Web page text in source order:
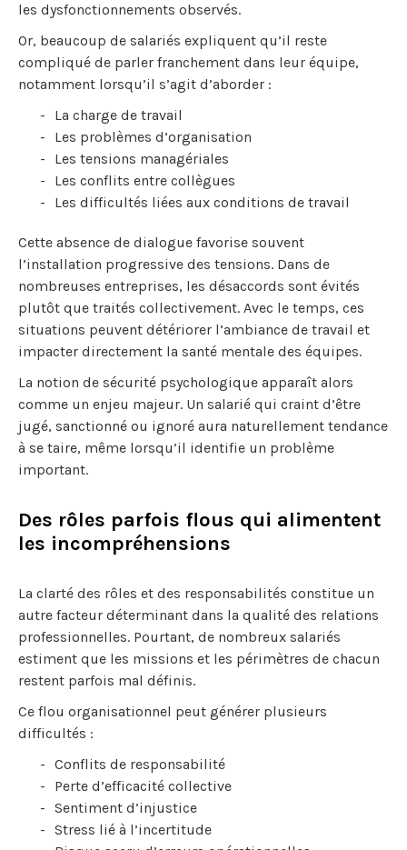
les dysfonctionnements observés.
Or, beaucoup de salariés expliquent qu’il reste
compliqué de parler franchement dans leur équipe,
notamment lorsqu’il s’agit d’aborder :
La charge de travail
Les problèmes d’organisation
Les tensions managériales
Les conflits entre collègues
Les difficultés liées aux conditions de travail
Cette absence de dialogue favorise souvent
l’installation progressive des tensions. Dans de
nombreuses entreprises, les désaccords sont évités
plutôt que traités collectivement. Avec le temps, ces
situations peuvent détériorer l’ambiance de travail et
impacter directement la santé mentale des équipes.
La notion de sécurité psychologique apparaît alors
comme un enjeu majeur. Un salarié qui craint d’être
jugé, sanctionné ou ignoré aura naturellement tendance
à se taire, même lorsqu’il identifie un problème
important.
Des rôles parfois flous qui alimentent
les incompréhensions
La clarté des rôles et des responsabilités constitue un
autre facteur déterminant dans la qualité des relations
professionnelles. Pourtant, de nombreux salariés
estiment que les missions et les périmètres de chacun
restent parfois mal définis.
Ce flou organisationnel peut générer plusieurs
difficultés :
Conflits de responsabilité
Perte d’efficacité collective
Sentiment d’injustice
Stress lié à l’incertitude